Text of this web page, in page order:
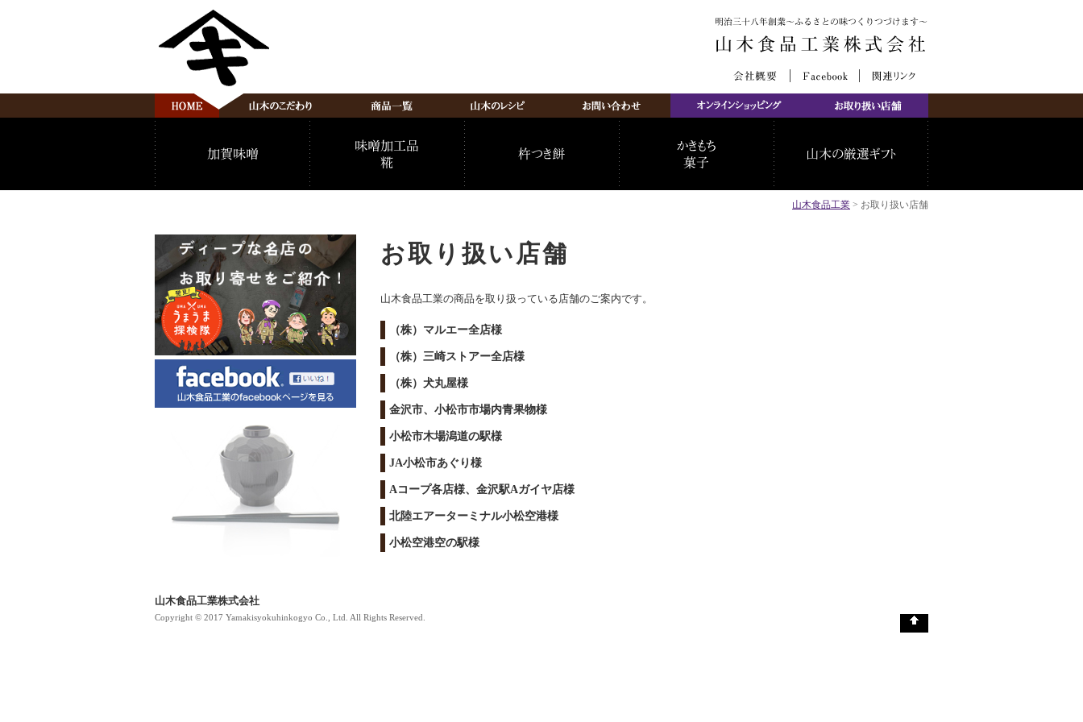
山木食品工業 > お取り扱い店舗
お取り扱い店舗
山木食品工業の商品を取り扱っている店舗のご案内です。
（株）マルエー全店様
（株）三崎ストアー全店様
（株）犬丸屋様
金沢市、小松市市場内青果物様
小松市木場潟道の駅様
JA小松市あぐり様
Aコープ各店様、金沢駅Aガイヤ店様
北陸エアーターミナル小松空港様
小松空港空の駅様
山木食品工業株式会社
Copyright © 2017 Yamakisyokuhinkogyo Co., Ltd. All Rights Reserved.